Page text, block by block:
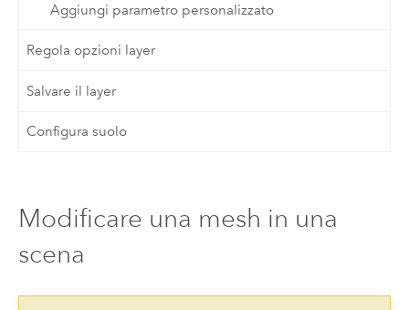
Aggiungi parametro personalizzato
Regola opzioni layer
Salvare il layer
Configura suolo
Modificare una mesh in una
scena